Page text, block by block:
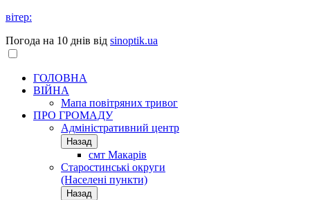
вітер:
Погода на 10 днів від sinoptik.ua
ГОЛОВНА
ВІЙНА
Мапа повітряних тривог
ПРО ГРОМАДУ
Aдміністративний центр
Назад
смт Макарів
Старостинські округи
(Населені пункти)
Назад